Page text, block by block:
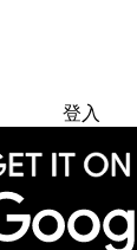
登入